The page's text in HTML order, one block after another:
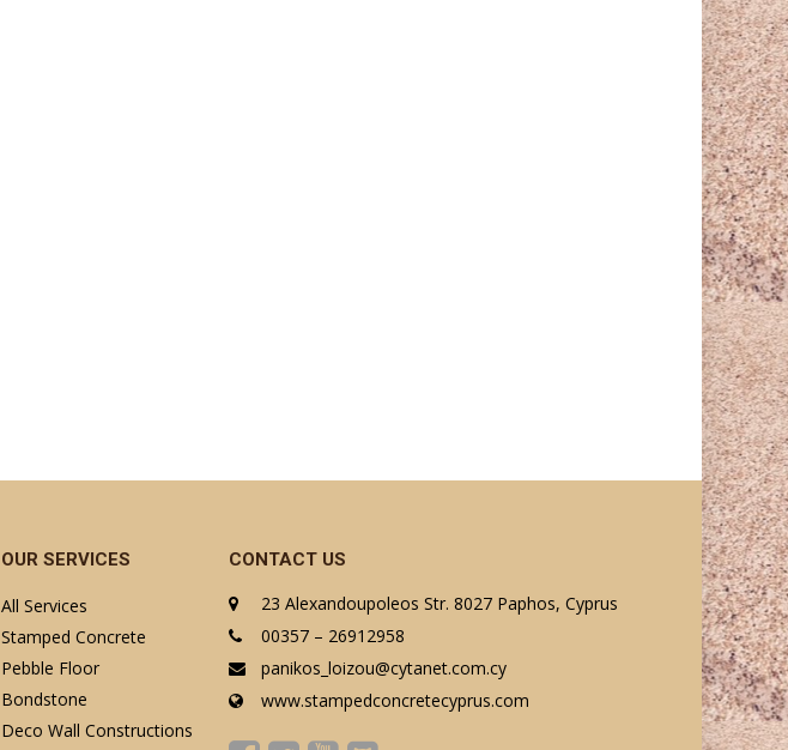
OUR SERVICES
All Services
Stamped Concrete
Pebble Floor
Bondstone
Deco Wall Constructions
CONTACT US
23 Alexandoupoleos Str. 8027 Paphos, Cyprus
00357 – 26912958
panikos_loizou@cytanet.com.cy
www.stampedconcretecyprus.com